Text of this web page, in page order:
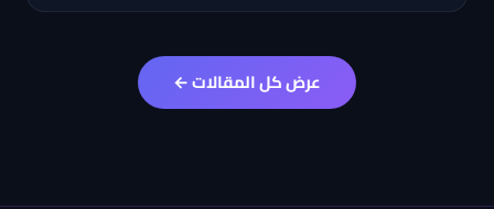
عرض كل المقالات ←